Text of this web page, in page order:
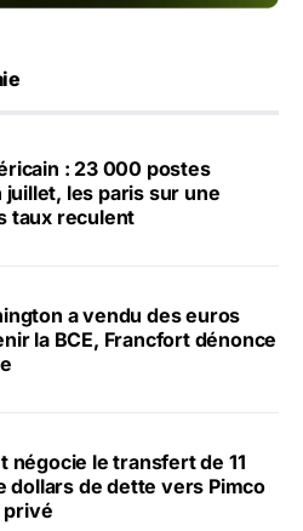
: 23 000 postes
les paris sur une
taux reculent
a vendu des euros
la BCE, Francfort dénonce
négocie le transfert de 11
dollars de dette vers Pimco
privé